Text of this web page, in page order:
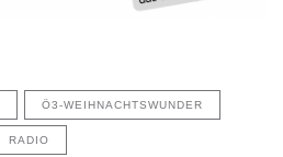
Ö3-WEIHNACHTSWUNDER
RADIO